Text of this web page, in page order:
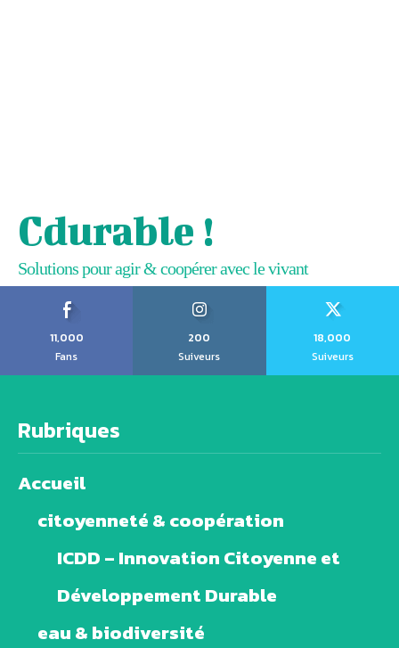
Cdurable !
Solutions pour agir & coopérer avec le vivant
11,000
Fans
200
Suiveurs
18,000
Suiveurs
Rubriques
Accueil
citoyenneté & coopération
ICDD – Innovation Citoyenne et
Développement Durable
eau & biodiversité